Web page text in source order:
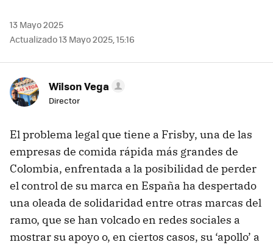
13 Mayo 2025
Actualizado 13 Mayo 2025, 15:16
Wilson Vega
Director
El problema legal que tiene a Frisby, una de las
empresas de comida rápida más grandes de
Colombia, enfrentada a la posibilidad de perder
el control de su marca en España ha despertado
una oleada de solidaridad entre otras marcas del
ramo, que se han volcado en redes sociales a
mostrar su apoyo o, en ciertos casos, su ‘apollo’ a